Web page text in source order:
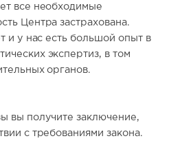
все необходимые
Центра застрахована.
и у нас есть большой опыт в
экспертиз, в том
органов.
вы получите заключение,
с требованиями закона.